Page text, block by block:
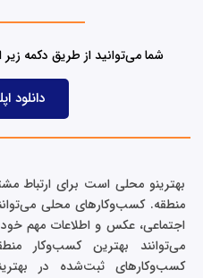
شما می‌توانید از طریق دکمه زیر
دانلود
بهترینو محلی است برای ارتباط
منطقه. کسب‌وکارهای محلی
اجتماعی، عکس و اطلاعات مهم خود
می‌توانند بهترین کسب‌وکار
کسب‌وکارهای ثبت‌شده در